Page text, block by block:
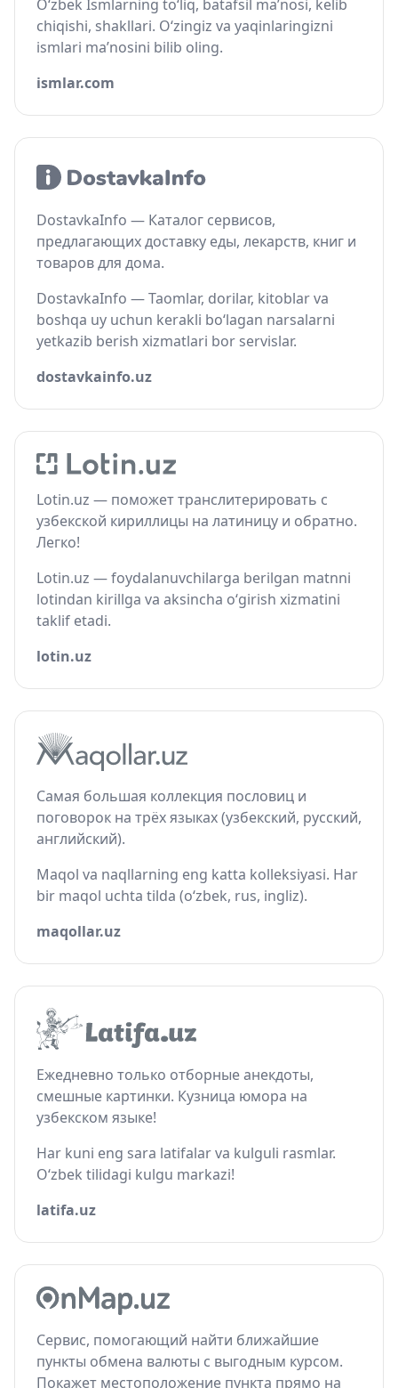
O‘zbek Ismlarning to‘liq, batafsil ma’nosi, kelib
chiqishi, shakllari. O‘zingiz va yaqinlaringizni
ismlari ma’nosini bilib oling.
ismlar.com
DostavkaInfo — Каталог сервисов,
предлагающих доставку еды, лекарств, книг и
товаров для дома.
DostavkaInfo — Taomlar, dorilar, kitoblar va
boshqa uy uchun kerakli bo‘lagan narsalarni
yetkazib berish xizmatlari bor servislar.
dostavkainfo.uz
Lotin.uz — поможет транслитерировать с
узбекской кириллицы на латиницу и обратно.
Легко!
Lotin.uz — foydalanuvchilarga berilgan matnni
lotindan kirillga va aksincha o‘girish xizmatini
taklif etadi.
lotin.uz
Самая большая коллекция пословиц и
поговорок на трёх языках (узбекский, русский,
английский).
Maqol va naqllarning eng katta kolleksiyasi. Har
bir maqol uchta tilda (o‘zbek, rus, ingliz).
maqollar.uz
Ежедневно только отборные анекдоты,
смешные картинки. Кузница юмора на
узбекском языке!
Har kuni eng sara latifalar va kulguli rasmlar.
O‘zbek tilidagi kulgu markazi!
latifa.uz
Сервис, помогающий найти ближайшие
пункты обмена валюты с выгодным курсом.
Покажет местоположение пункта прямо на